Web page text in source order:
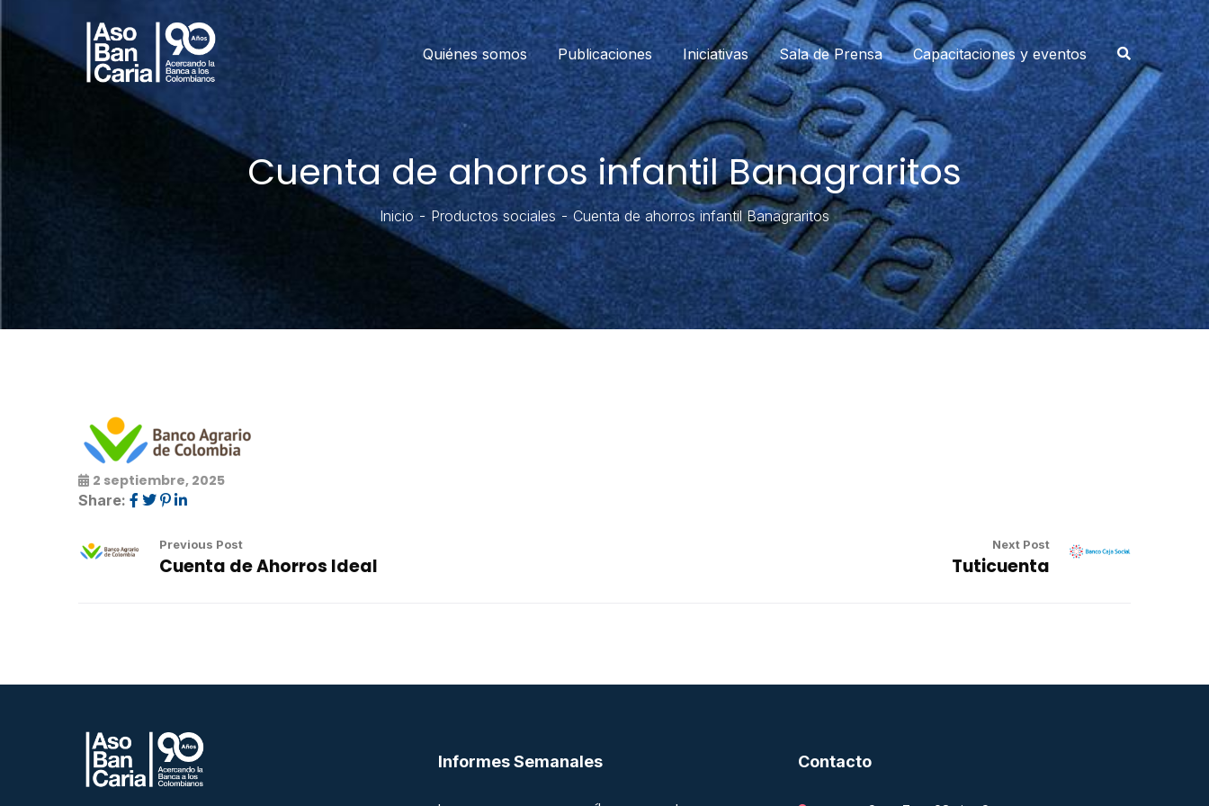
Quiénes somos Publicaciones Iniciativas Sala de Prensa Capacitaciones y eventos
Cuenta de ahorros infantil Banagraritos
Inicio Productos sociales Cuenta de ahorros infantil Banagraritos
2 septiembre, 2025
Share:
Previous Post
Cuenta de Ahorros Ideal
Next Post
Tuticuenta
Informes Semanales Contacto